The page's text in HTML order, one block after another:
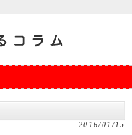
2016/01/15